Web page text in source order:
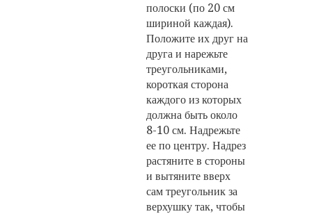
полоски (по 20 см
шириной каждая).
Положите их друг на
друга и нарежьте
треугольниками,
короткая сторона
каждого из которых
должна быть около
8-10 см. Надрежьте
ее по центру. Надрез
растяните в стороны
и вытяните вверх
сам треугольник за
верхушку так, чтобы